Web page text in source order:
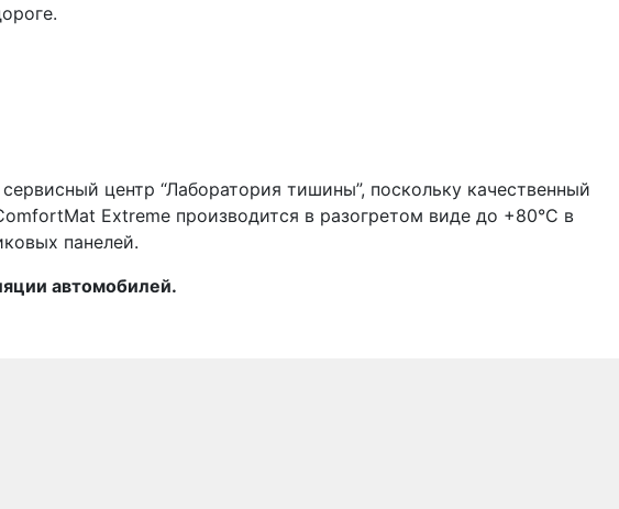
центр “Лаборатория тишины”, поскольку качественный
Extreme производится в разогретом виде до +80°C в
панелей.
автомобилей.